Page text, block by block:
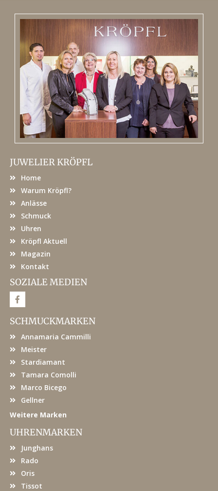
JUWELIER KRÖPFL
Home
Warum Kröpfl?
Anlässe
Schmuck
Uhren
Kröpfl Aktuell
Magazin
Kontakt
SOZIALE MEDIEN
F
a
e
b
o
SCHMUCKMARKEN
Annamaria Cammilli
Meister
Stardiamant
Tamara Comolli
Marco Bicego
Gellner
Weitere Marken
UHRENMARKEN
Junghans
Rado
Oris
Tissot